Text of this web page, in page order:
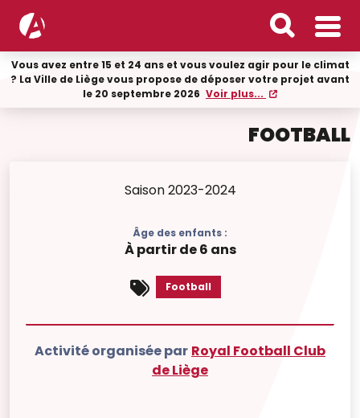
Vous avez entre 15 et 24 ans et vous voulez agir pour le climat
? La Ville de Liège vous propose de déposer votre projet avant
le 20 septembre 2026 Voir plus...
FOOTBALL
Saison 2023-2024
Âge des enfants :
À partir de 6 ans
Football
Activité organisée par Royal Football Club
de Liège